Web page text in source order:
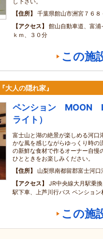
住所
千葉県館山市洲宮７６８
アクセス
館山自動車道、富
ｋｍ、３０分
この施
大人の隠れ家』
ペンション MOON
ライト）
富士山と湖の絶景が楽しめる河口
かな風を感じながらゆっくり時の
の新鮮な食材で作るオーナー自慢
ひとときをお楽しみください。
住所
山梨県南都留郡富士河
アクセス
JR中央線大月駅乗
駅下車、上芦川行バス ペンショ
この施